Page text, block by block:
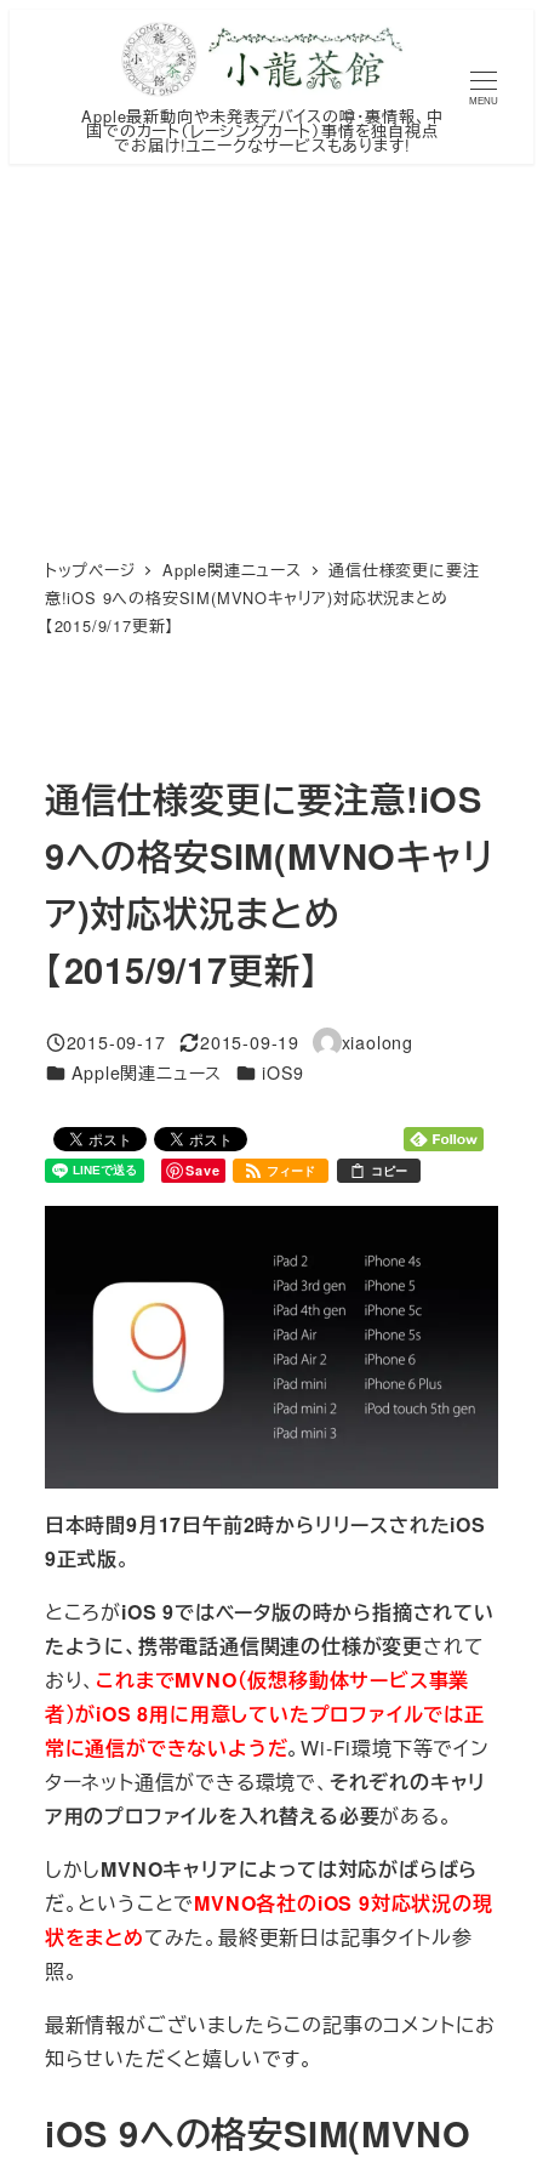
Apple最新動向や未発表デバイスの噂・裏情報、中
国でのカート（レーシングカート）事情を独自視点
でお届け!ユニークなサービスもあります!
MENU
トップページ Apple関連ニュース
通信仕様変更に要注
意!iOS 9への格安SIM(MVNOキャリア)対応状況まとめ
【2015/9/17更新】
通信仕様変更に要注意!iOS
9への格安SIM(MVNOキャリ
ア)対応状況まとめ
【2015/9/17更新】
投稿日
2015-09-17
更新日
2015-09-19
著
xiaolong
カテゴリー
Apple関連ニュース カテゴリー
iOS9
Save フィード コピー
日本時間9月17日午前2時からリリースされたiOS
9正式版。
ところがiOS 9ではベータ版の時から指摘されてい
たように、携帯電話通信関連の仕様が変更されて
おり、 これまでMVNO（仮想移動体サービス事業
者）がiOS 8用に用意していたプロファイルでは正
常に通信ができないようだ。Wi-Fi環境下等でイン
ターネット通信ができる環境で、 それぞれのキャリ
ア用のプロファイルを入れ替える必要がある。
しかしMVNOキャリアによっては対応がばらばら
だ。ということでMVNO各社のiOS 9対応状況の現
状をまとめてみた。最終更新日は記事タイトル参
照。
最新情報がございましたらこの記事のコメントにお
知らせいただくと嬉しいです。
iOS 9への格安SIM(MVNO